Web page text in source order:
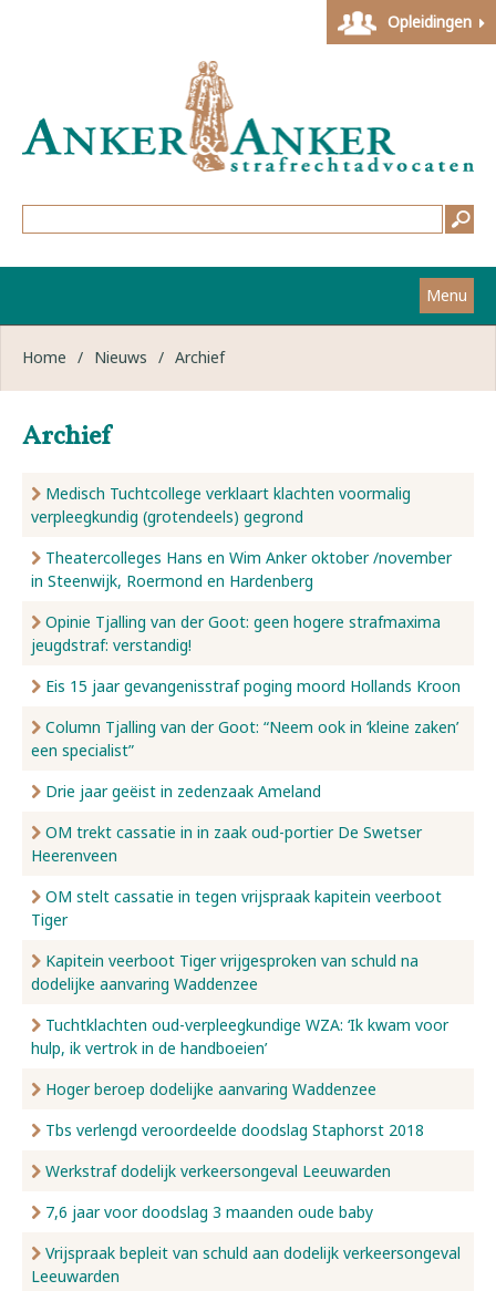
Opleidingen
Menu
Home
Strafzaken
Werkwijze
Nieuws
Over ons
Contact
Home / Nieuws / Archief
Archief
Medisch Tuchtcollege verklaart klachten voormalig
verpleegkundig (grotendeels) gegrond
Theatercolleges Hans en Wim Anker oktober /november
in Steenwijk, Roermond en Hardenberg
Opinie Tjalling van der Goot: geen hogere strafmaxima
jeugdstraf: verstandig!
Eis 15 jaar gevangenisstraf poging moord Hollands Kroon
Column Tjalling van der Goot: “Neem ook in ‘kleine zaken’
een specialist”
Drie jaar geëist in zedenzaak Ameland
OM trekt cassatie in in zaak oud-portier De Swetser
Heerenveen
OM stelt cassatie in tegen vrijspraak kapitein veerboot
Tiger
Kapitein veerboot Tiger vrijgesproken van schuld na
dodelijke aanvaring Waddenzee
Tuchtklachten oud-verpleegkundige WZA: ‘Ik kwam voor
hulp, ik vertrok in de handboeien’
Hoger beroep dodelijke aanvaring Waddenzee
Tbs verlengd veroordeelde doodslag Staphorst 2018
Werkstraf dodelijk verkeersongeval Leeuwarden
7,6 jaar voor doodslag 3 maanden oude baby
Vrijspraak bepleit van schuld aan dodelijk verkeersongeval
Leeuwarden